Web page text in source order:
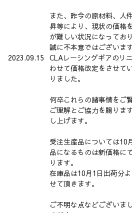
2023.09.15
また、昨今の原材料、人
昇等により、現状の価格
が難しい状況になってお
誠に不本意ではございま
CLAレーシングギアのリ
わせて価格改定をさせて
りました。
何卒これらの諸事情をご
ご理解とご協力を賜りま
し上げます。
受注生産品については10
品になるものは新価格に
ります。
在庫品は10月1日出荷分
せて頂きます。
ご不明な点などございま